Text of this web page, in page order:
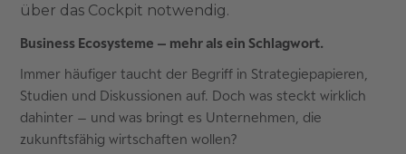
über das Cockpit notwendig.
Business Ecosysteme – mehr als ein Schlagwort.
Immer häufiger taucht der Begriff in Strategiepapieren,
Studien und Diskussionen auf. Doch was steckt wirklich
dahinter – und was bringt es Unternehmen, die
zukunftsfähig wirtschaften wollen?